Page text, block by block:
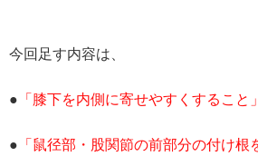
今回足す内容は、
● 「膝下を内側に寄せやすくするこ
● 「鼠径部・股関節の前部分の付け根